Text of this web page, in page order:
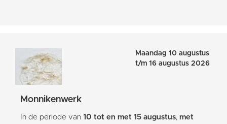
Maandag 10 augustus
t/m 16 augustus 2026
Monnikenwerk
In de periode van 10 tot en met 15 augustus, met